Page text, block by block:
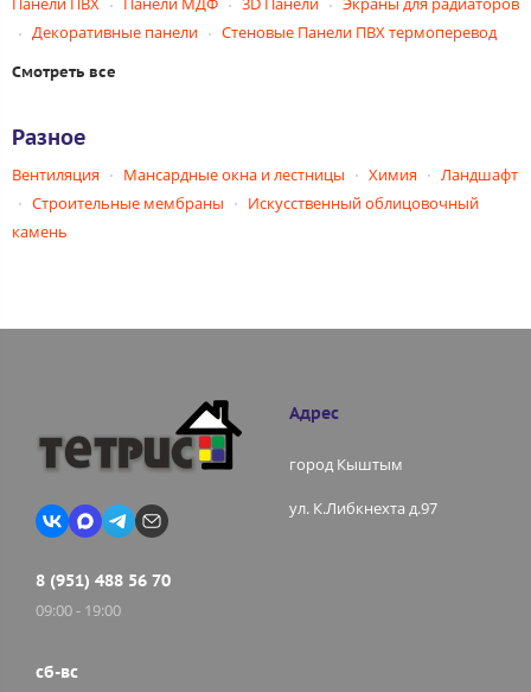
Декоративные панели
Стеновые Панели ПВХ термоперевод
Смотреть все
Разное
Вентиляция Мансардные окна и лестницы Химия
Ландшафт
Строительные мембраны
Искусственный облицовочный
камень
8 (951) 488 56 70
09:00 - 19:00
сб-вс
Адрес
город Кыштым
ул. К.Либкнехта д.97